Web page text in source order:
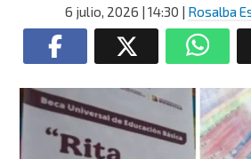
6 julio, 2026 | 14:30 | Rosalba